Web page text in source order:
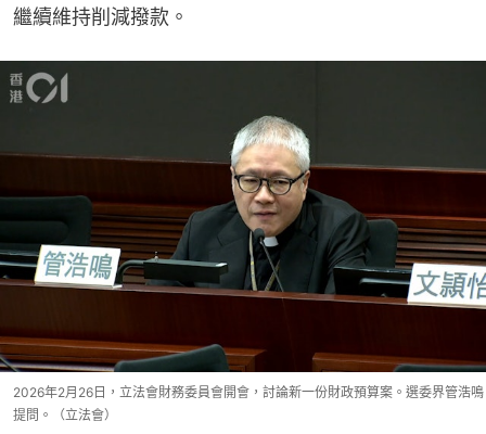
繼續維持削減撥款。
2026年2月26日，立法會財務委員會開會，討論新一份財政預算案。選委界管浩鳴
提問。（立法會）